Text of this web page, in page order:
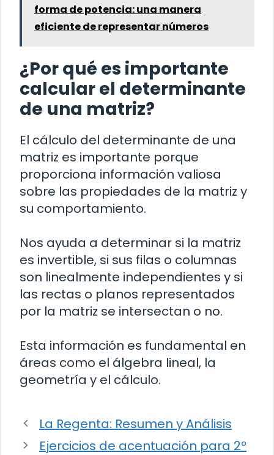
forma de potencia: una manera
eficiente de representar números
¿Por qué es importante
calcular el determinante
de una matriz?
El cálculo del determinante de una
matriz es importante porque
proporciona información valiosa
sobre las propiedades de la matriz y
su comportamiento.
Nos ayuda a determinar si la matriz
es invertible, si sus filas o columnas
son linealmente independientes y si
las rectas o planos representados
por la matriz se intersectan o no.
Esta información es fundamental en
áreas como el álgebra lineal, la
geometría y el cálculo.
La Regenta: Resumen y Análisis
Ejercicios de acentuación para 2º